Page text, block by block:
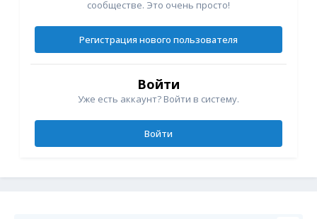
сообществе. Это очень просто!
Регистрация нового пользователя
Войти
Уже есть аккаунт? Войти в систему.
Войти